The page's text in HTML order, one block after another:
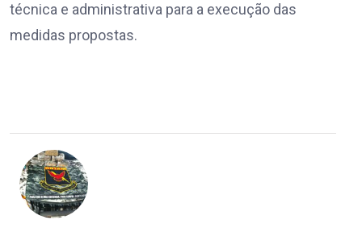
técnica e administrativa para a execução das
medidas propostas.